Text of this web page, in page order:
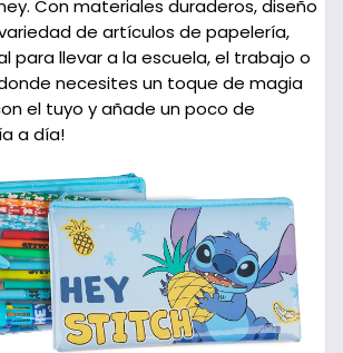
Con materiales duraderos, diseño
de artículos de papelería,
para llevar a la escuela, el trabajo o
necesites un toque de magia
el tuyo y añade un poco de
a día!